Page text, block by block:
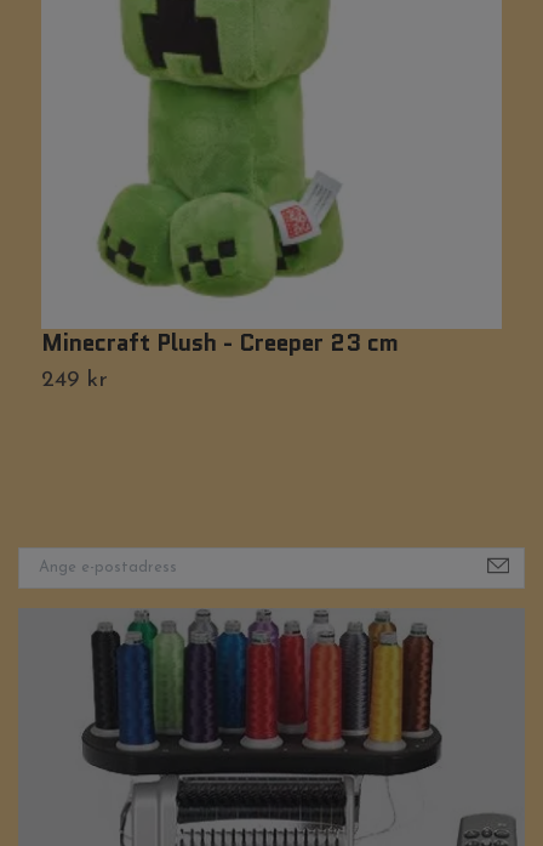
Minecraft Plush - Creeper 23 cm
249 kr